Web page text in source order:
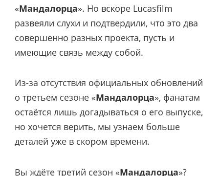
«Мандалорца». Но вскоре Lucasfilm
развеяли слухи и подтвердили, что это два
совершенно разных проекта, пусть и
имеющие связь между собой.
Из-за отсутствия официальных обновлений
о третьем сезоне «Мандалорца», фанатам
остаётся лишь догадываться о его выпуске,
но хочется верить, мы узнаем больше
деталей уже в скором времени.
Вы ждёте третий сезон «Мандалорца»?